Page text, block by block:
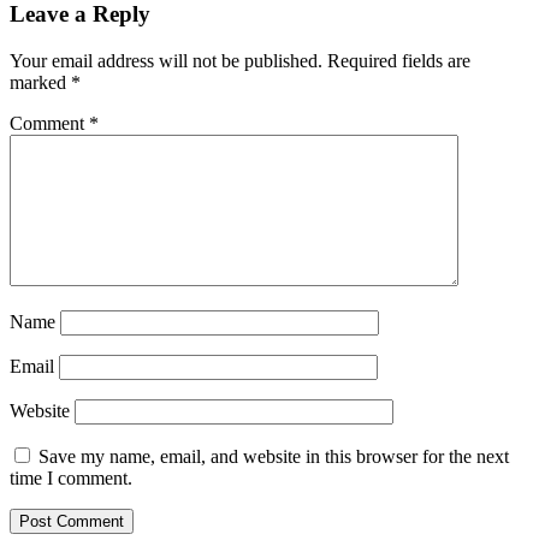
Leave a Reply
Your email address will not be published. Required fields are
marked *
Comment *
Name
Email
Website
Save my name, email, and website in this browser for the next
time I comment.